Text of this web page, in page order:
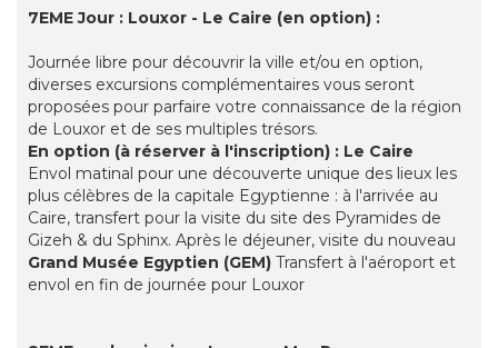
7EME Jour : Louxor - Le Caire (en option) :
Journée libre pour découvrir la ville et/ou en option,
diverses excursions complémentaires vous seront
proposées pour parfaire votre connaissance de la région
de Louxor et de ses multiples trésors.
En option (à réserver à l'inscription) : Le Caire
Envol matinal pour une découverte unique des lieux les
plus célèbres de la capitale Egyptienne : à l'arrivée au
Caire, transfert pour la visite du site des Pyramides de
Gizeh & du Sphinx. Après le déjeuner, visite du nouveau
Grand Musée Egyptien (GEM) Transfert à l'aéroport et
envol en fin de journée pour Louxor